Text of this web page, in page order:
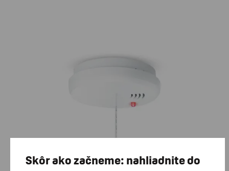
Skôr ako začneme: nahliadnite do